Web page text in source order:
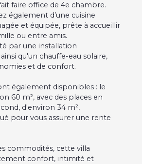
faire office de 4e chambre.
également d’une cuisine
et équipée, prête à accueillir
ou entre amis.
par une installation
qu'un chauffe-eau solaire,
et de confort.
également disponibles : le
60 m², avec des places en
d'environ 34 m²,
pour vous assurer une rente
commodités, cette villa
confort, intimité et